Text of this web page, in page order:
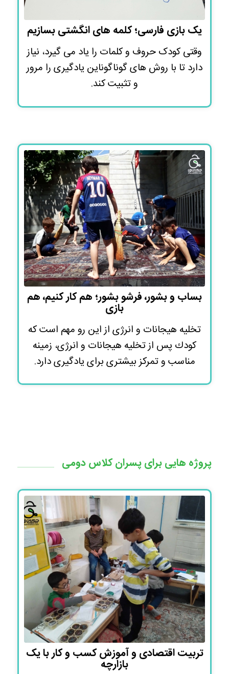
یک بازی فارسی؛ کلمه های انگشتی بسازیم
وقتی کودک حروف و کلمات را یاد می گیرد، نیاز
دارد تا با روش های گوناگوناین یادگیری را مرور
و تثبیت کند.
بساب و بشور، فرشو بشور؛ هم کار کنیم، هم
بازی
تخليه هيجانات و انرژى از اين رو مهم است كه
كودك پس از تخليه هيجانات و انرژى، زمينه
مناسب و تمركز بيشترى براى يادگيرى دارد.
پروژه هایی برای پسران کلاس دومی
تربیت اقتصادی و آموزش کسب و کار با یک
بازارچه